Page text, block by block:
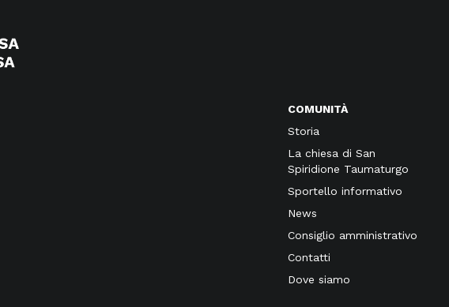
COMUNITÀ
Storia
La chiesa di San
Spiridione Taumaturgo
Sportello informativo
News
Consiglio amministrativo
Contatti
Dove siamo